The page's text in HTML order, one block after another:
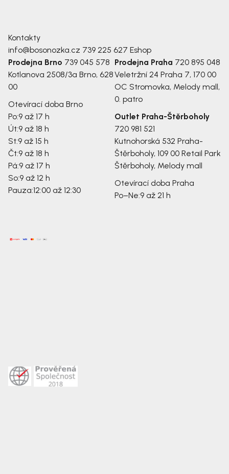
Kontakty
info@bosonozka.cz 739 225 627 Eshop
Prodejna Brno 739 045 578
Kotlanova 2508/3a Brno, 628
00
Otevírací doba Brno
Po:9 až 17 h
Út:9 až 18 h
St:9 až 15 h
Čt:9 až 18 h
Pá:9 až 17 h
So:9 až 12 h
Pauza:12:00 až 12:30
Prodejna Praha 720 895 048
Veletržní 24 Praha 7, 170 00
OC Stromovka, Melody mall,
0. patro
Outlet Praha-Štěrboholy
720 981 521
Kutnohorská 532 Praha-
Štěrboholy, 109 00 Retail Park
Štěrboholy, Melody mall
Otevírací doba Praha
Po–Ne:9 až 21 h